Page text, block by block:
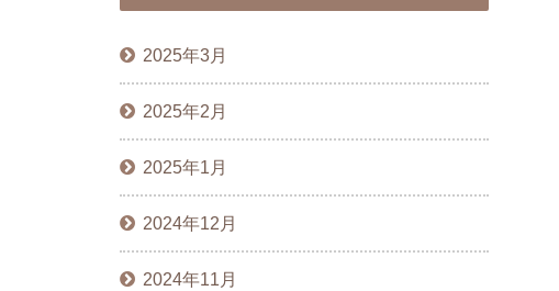
2025年3月
2025年2月
2025年1月
2024年12月
2024年11月